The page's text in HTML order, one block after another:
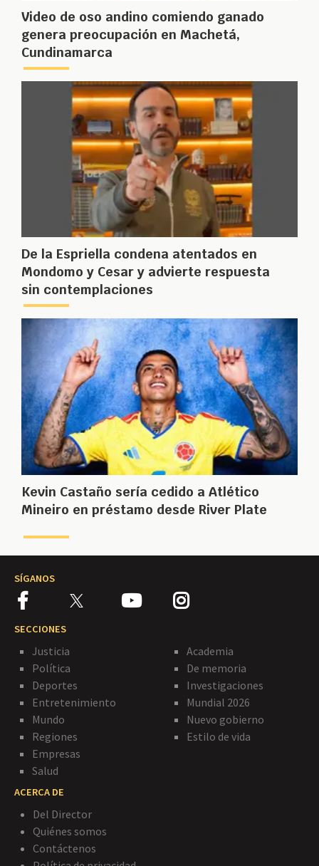
Video de oso andino comiendo ganado
genera preocupación en Machetá,
Cundinamarca
De la Espriella condena atentados en
Mondomo y Cesar y advierte respuesta
sin contemplaciones
Kevin Castaño sería cedido a Atlético
Mineiro en préstamo desde River Plate
SÍGANOS
SECCIONES
Justicia
Política
Deportes
Entretenimiento
Mundo
Regiones
Empresas
Salud
Academia
De memoria
Investigaciones
Mundial 2026
Nuevo gobierno
Estilo de vida
ACERCA DE
Del Director
Quiénes somos
Contáctenos